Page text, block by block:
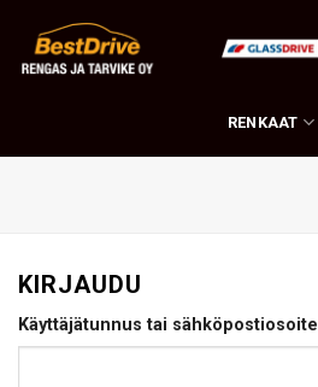
content
RENKAAT
KIRJAUDU
Käyttäjätunnus tai sähköpostiosoite